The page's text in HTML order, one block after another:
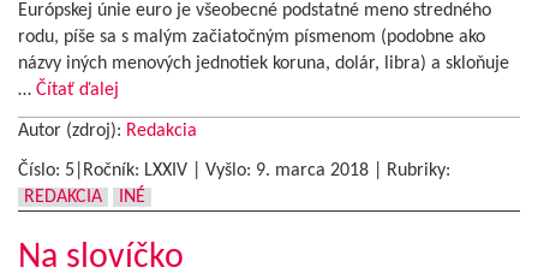
Európskej únie euro je všeobecné podstatné meno stredného
rodu, píše sa s malým začiatočným písmenom (podobne ako
názvy iných menových jednotiek koruna, dolár, libra) a skloňuje
… Čítať ďalej
Autor (zdroj): Redakcia
Číslo: 5|Ročník: LXXIV | Vyšlo: 9. marca 2018
Rubriky:
REDAKCIA
INÉ
Na slovíčko